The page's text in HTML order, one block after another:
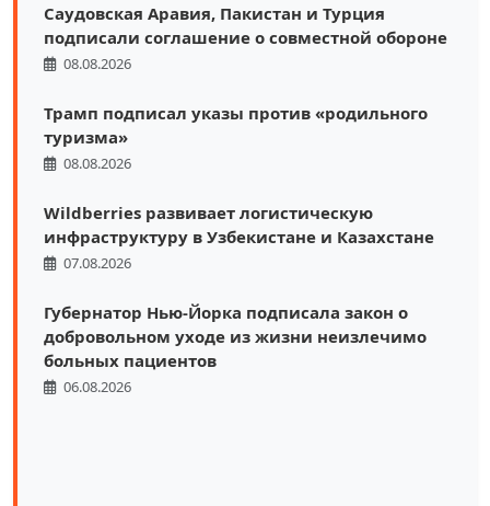
Саудовская Аравия, Пакистан и Турция
подписали соглашение о совместной обороне
08.08.2026
Трамп подписал указы против «родильного
туризма»
08.08.2026
Wildberries развивает логистическую
инфраструктуру в Узбекистане и Казахстане
07.08.2026
Губернатор Нью-Йорка подписала закон о
добровольном уходе из жизни неизлечимо
больных пациентов
06.08.2026